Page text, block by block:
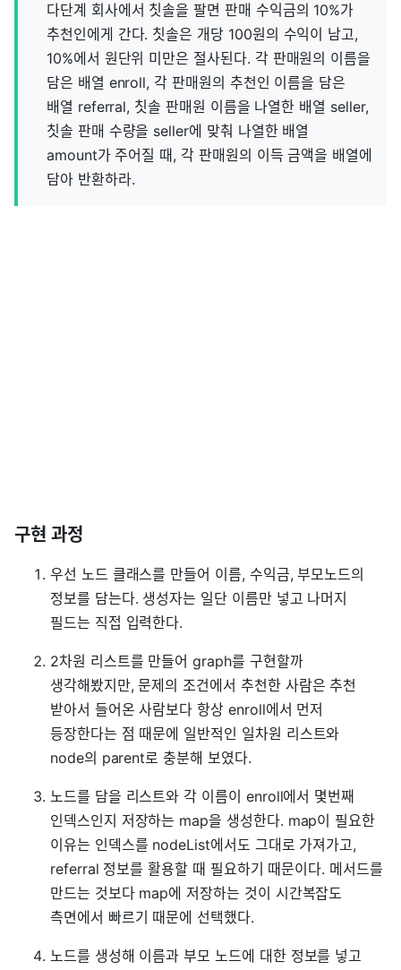
다단계 회사에서 칫솔을 팔면 판매 수익금의 10%가
추천인에게 간다. 칫솔은 개당 100원의 수익이 남고,
10%에서 원단위 미만은 절사된다. 각 판매원의 이름을
담은 배열 enroll, 각 판매원의 추천인 이름을 담은
배열 referral, 칫솔 판매원 이름을 나열한 배열 seller,
칫솔 판매 수량을 seller에 맞춰 나열한 배열
amount가 주어질 때, 각 판매원의 이득 금액을 배열에
담아 반환하라.
구현 과정
우선 노드 클래스를 만들어 이름, 수익금, 부모노드의
정보를 담는다. 생성자는 일단 이름만 넣고 나머지
필드는 직접 입력한다.
2차원 리스트를 만들어 graph를 구현할까
생각해봤지만, 문제의 조건에서 추천한 사람은 추천
받아서 들어온 사람보다 항상 enroll에서 먼저
등장한다는 점 때문에 일반적인 일차원 리스트와
node의 parent로 충분해 보였다.
노드를 담을 리스트와 각 이름이 enroll에서 몇번째
인덱스인지 저장하는 map을 생성한다. map이 필요한
이유는 인덱스를 nodeList에서도 그대로 가져가고,
referral 정보를 활용할 때 필요하기 때문이다. 메서드를
만드는 것보다 map에 저장하는 것이 시간복잡도
측면에서 빠르기 때문에 선택했다.
노드를 생성해 이름과 부모 노드에 대한 정보를 넣고